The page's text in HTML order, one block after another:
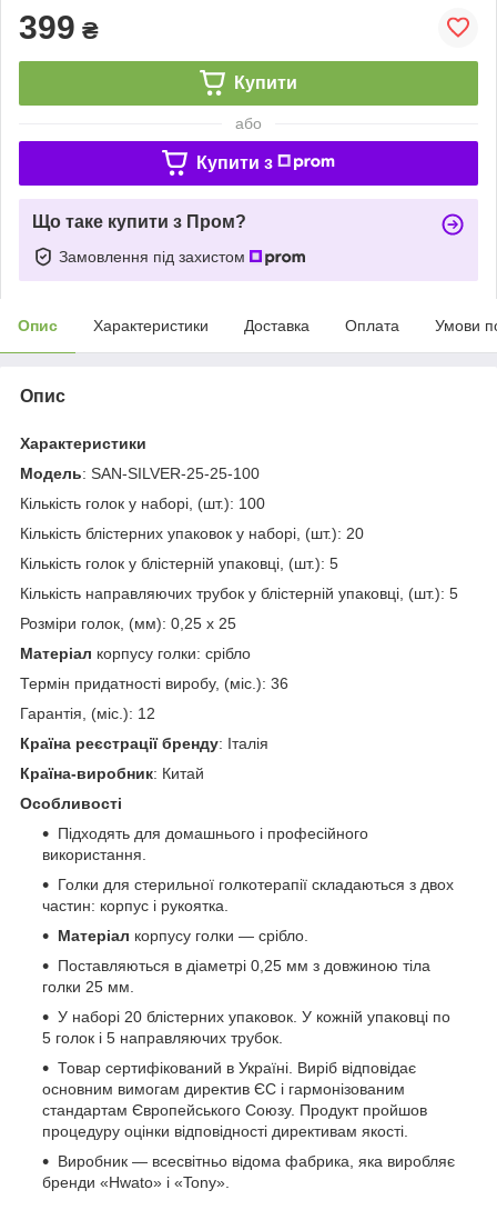
399 ₴
Купити
або
Купити з
Що таке купити з Пром?
Замовлення під захистом
Опис Характеристики Доставка Оплата Умови
Опис
Характеристики
Модель: SAN-SILVER-25-25-100
Кількість голок у наборі, (шт.): 100
Кількість блістерних упаковок у наборі, (шт.): 20
Кількість голок у блістерній упаковці, (шт.): 5
Кількість направляючих трубок у блістерній упаковці, (шт.): 5
Розміри голок, (мм): 0,25 х 25
Матеріал корпусу голки: срібло
Термін придатності виробу, (міс.): 36
Гарантія, (міс.): 12
Країна реєстрації бренду: Італія
Країна-виробник: Китай
Особливості
Підходять для домашнього і професійного
використання.
Голки для стерильної голкотерапії складаються з двох
частин: корпус і рукоятка.
Матеріал корпусу голки — срібло.
Поставляються в діаметрі 0,25 мм з довжиною тіла
голки 25 мм.
У наборі 20 блістерних упаковок. У кожній упаковці по
5 голок і 5 направляючих трубок.
Товар сертифікований в Україні. Виріб відповідає
основним вимогам директив ЄС і гармонізованим
стандартам Європейського Союзу. Продукт пройшов
процедуру оцінки відповідності директивам якості.
Виробник — всесвітньо відома фабрика, яка виробляє
бренди «Hwato» і «Tony».